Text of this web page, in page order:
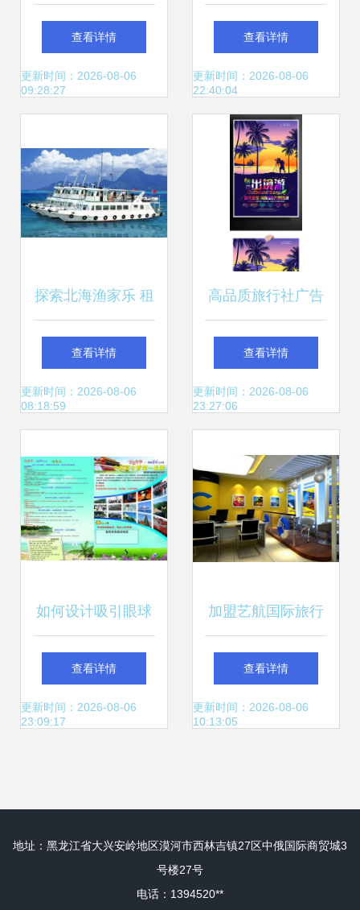
城市联盟与旅行社
服务指南
查看详情
更新时间：2026-08-06
09:28:27
Logo设计欣赏
查看详情
更新时间：2026-08-06
22:40:04
探索北海渔家乐 租
渔船出海捕鱼的乐
趣与指南
查看详情
更新时间：2026-08-06
08:18:59
高品质旅行社广告
素材，免费下载尽
享创意无限
查看详情
更新时间：2026-08-06
23:27:06
如何设计吸引眼球
的旅行社单页图片
查看详情
更新时间：2026-08-06
23:09:17
加盟艺航国际旅行
社 开启旅游事业新
篇章
查看详情
更新时间：2026-08-06
10:13:05
地址：黑龙江省大兴安岭地区漠河市西林吉镇27区中俄国际商贸城3
号楼27号
电话：1394520**